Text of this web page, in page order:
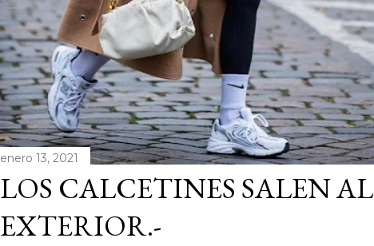
enero 13, 2021
LOS CALCETINES SALEN AL
EXTERIOR.-